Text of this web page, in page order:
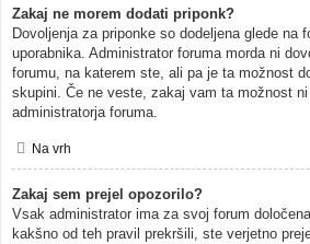
Zakaj ne morem dodati priponk?
Dovoljenja za priponke so dodeljena glede na
uporabnika. Administrator foruma morda ni
forumu, na katerem ste, ali pa je ta možnost
skupini. Če ne veste, zakaj vam ta možnost
administratorja foruma.
Na vrh
Zakaj sem prejel opozorilo?
Vsak administrator ima za svoj forum
kakšno od teh pravil prekršili, ste verjetno